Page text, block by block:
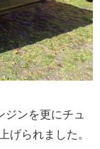
ジンを更にチュ
られました。